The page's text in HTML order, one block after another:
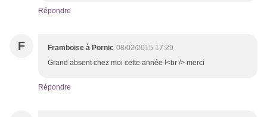
Répondre
F Framboise à Pornic 08/02/2015 17:29
Grand absent chez moi cette année !<br /> merci
Répondre